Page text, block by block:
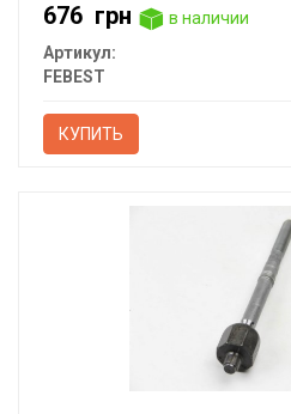
676 грн
в наличии
Артикул:
FEBEST
КУПИТЬ